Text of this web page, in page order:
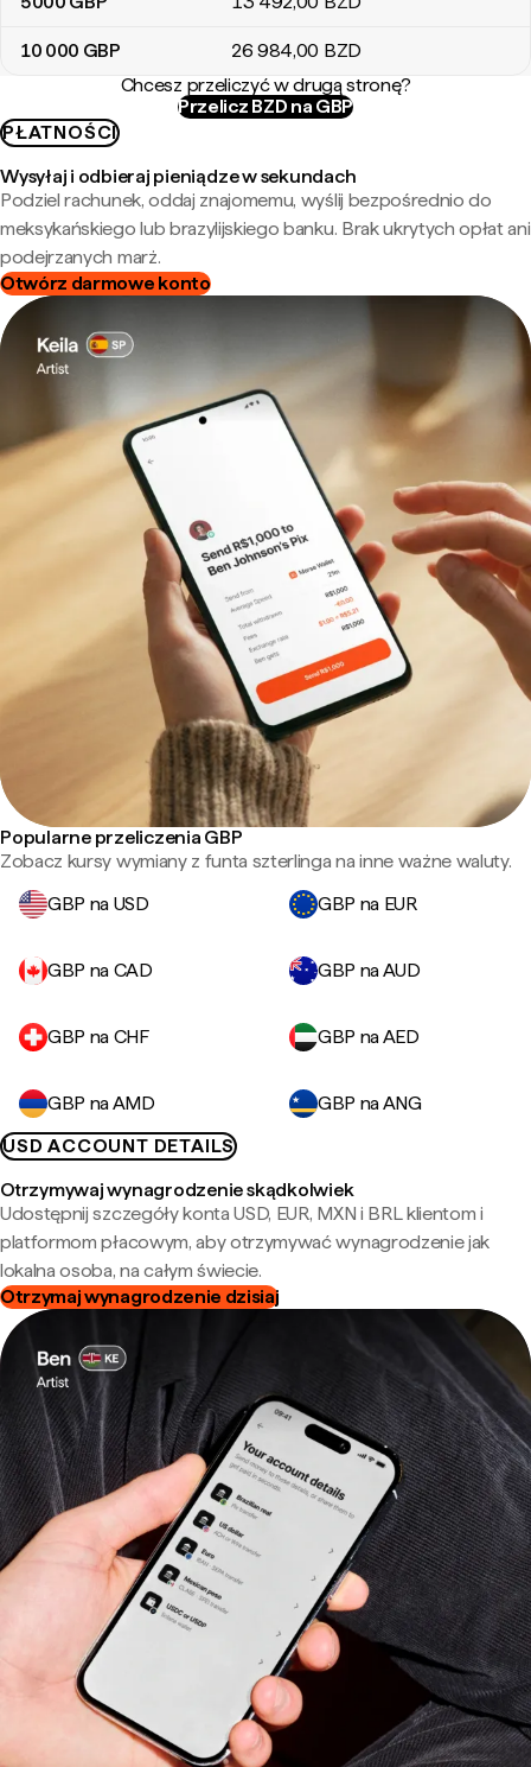
10 000 GBP 26 984,00 BZD
Chcesz przeliczyć w drugą stronę?
Przelicz BZD na GBP
PŁATNOŚCI
Wysyłaj i odbieraj pieniądze w sekundach
Podziel rachunek, oddaj znajomemu, wyślij bezpośrednio do
meksykańskiego lub brazylijskiego banku. Brak ukrytych opłat ani
podejrzanych marż.
Otwórz darmowe konto
Popularne przeliczenia GBP
Zobacz kursy wymiany z funta szterlinga na inne ważne waluty.
GBP na USD
GBP na EUR
GBP na CAD GBP na AUD
GBP na CHF GBP na AED
GBP na AMD
GBP na ANG
USD ACCOUNT DETAILS
Otrzymywaj wynagrodzenie skądkolwiek
Udostępnij szczegóły konta USD, EUR, MXN i BRL klientom i
platformom płacowym, aby otrzymywać wynagrodzenie jak
lokalna osoba, na całym świecie.
Otrzymaj wynagrodzenie dzisiaj